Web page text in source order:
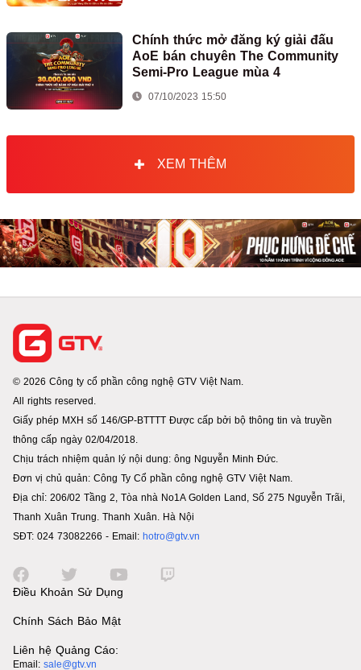
Chính thức mở đăng ký giải đấu
AoE bán chuyên The Community
Semi-Pro League mùa 4
07/10/2023 15:50
XEM THÊM
© 2026 Công ty cổ phần công nghệ GTV Việt Nam.
All rights reserved.
Giấy phép MXH số 146/GP-BTTTT Được cấp bởi bộ thông tin và truyền
thông cấp ngày 02/04/2018.
Chịu trách nhiệm quản lý nội dung: ông Nguyễn Minh Đức.
Đơn vị chủ quản: Công Ty Cổ phần công nghệ GTV Việt Nam.
Địa chỉ: 206/02 Tầng 2, Tòa nhà No1A Golden Land, Số 275 Nguyễn Trãi,
Thanh Xuân Trung. Thanh Xuân. Hà Nội
SĐT: 024 73082266 - Email: hotro@gtv.vn
Điều Khoản Sử Dụng
Chính Sách Bảo Mật
Liên hệ Quảng Cáo:
Email: sale@gtv.vn